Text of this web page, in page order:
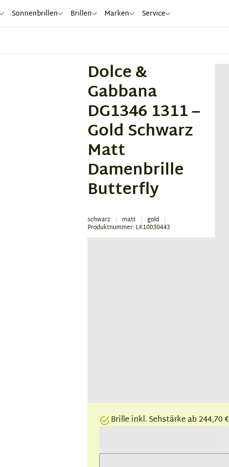
Sonnenbrillen Brillen Marken Service
Dolce &
Gabbana
DG1346 1311 –
Gold Schwarz
Matt
Damenbrille
Butterfly
schwarz matt gold
Produktnummer: LK10030443
Brille inkl. Sehstärke ab 244,70 €